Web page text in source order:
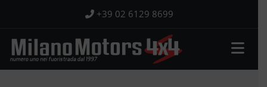
contenuto
+39 02 6129 8699